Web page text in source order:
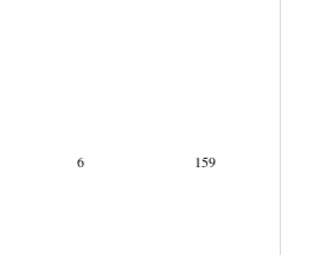
6 159